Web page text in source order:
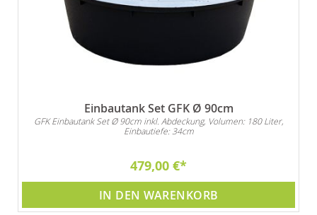
Einbautank Set GFK Ø 90cm
GFK Einbautank Set Ø 90cm inkl. Abdeckung, Volumen: 180 Liter,
Einbautiefe: 34cm
479,00 €
IN DEN WARENKORB